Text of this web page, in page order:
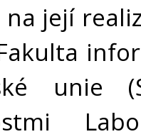
na její
unie